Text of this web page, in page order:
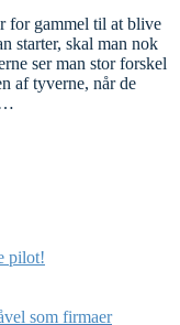
for gammel til at blive
starter, skal man nok
ser man stor forskel
af tyverne, når de
pilot!
som firmaer